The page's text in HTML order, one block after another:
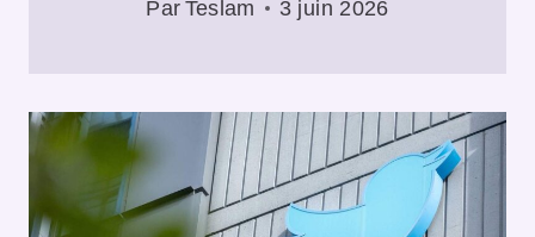
Par Teslam 3 juin 2026